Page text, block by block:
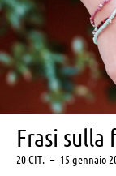
Frasi sulla
20 CIT. – 15 gennaio